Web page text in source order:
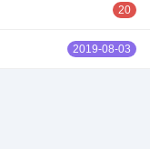
20
2019-08-03